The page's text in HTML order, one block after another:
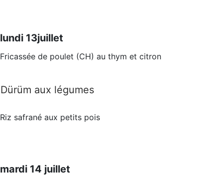
lundi 13juillet
Fricassée de poulet (CH) au thym et citron
Dürüm aux légumes
Riz safrané aux petits pois
mardi 14 juillet